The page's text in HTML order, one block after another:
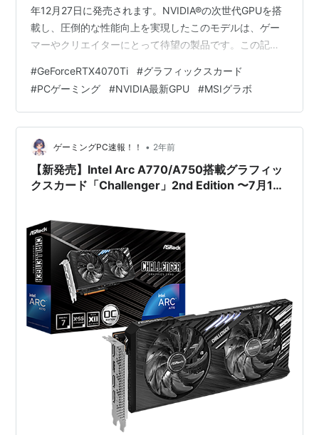
年12月27日に発売されます。NVIDIA®の次世代GPUを搭
載し、圧倒的な性能向上を実現したこのモデルは、ゲー
マーやクリエイターにとって待望の製品です。この記事
GeForce RTX™ 4070 Ti SUPERとは？ GeForce RTX™
4070 Ti SUPER 16G VENTUS 3X BLACK OCの特長 1. ト
リプルファンで安定性を追求した冷却設計 2. 質実剛健な
デザ…
#GeForceRTX4070Ti #グラフィックスカード
#PCゲーミング #NVIDIA最新GPU #MSIグラボ
ゲーミングPC速報！！ • 2年前
【新発売】Intel Arc A770/A750搭載グラフィッ
クスカード「Challenger」2nd Edition 〜7月12